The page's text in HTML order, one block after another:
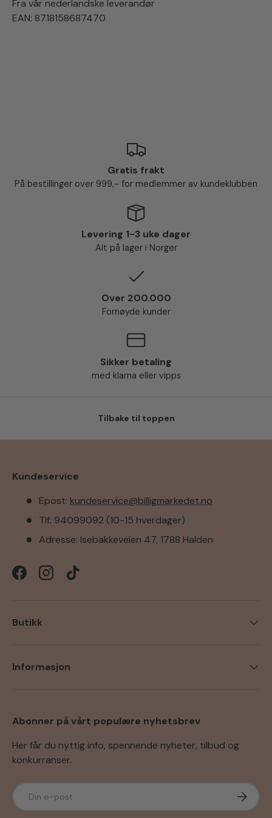
Fra vår nederlandske leverandør
EAN: 8718158687470
Gratis frakt
På bestillinger over 999,- for medlemmer av kundeklubben
Levering 1-3 uke dager
Alt på lager i Norger
Over 200.000
Fornøyde kunder
Sikker betaling
med klarna eller vipps
Tilbake til toppen
Kundeservice
Epost: kundeservice@billigmarkedet.no
Tlf: 94099092 (10-15 hverdager)
Adresse: Isebakkeveien 47, 1788 Halden
FacebookInstagramTikTok
Butikk
Informasjon
Abonner på vårt populære nyhetsbrev
Her får du nyttig info, spennende nyheter, tilbud og
konkurranser.
E-post Abonner